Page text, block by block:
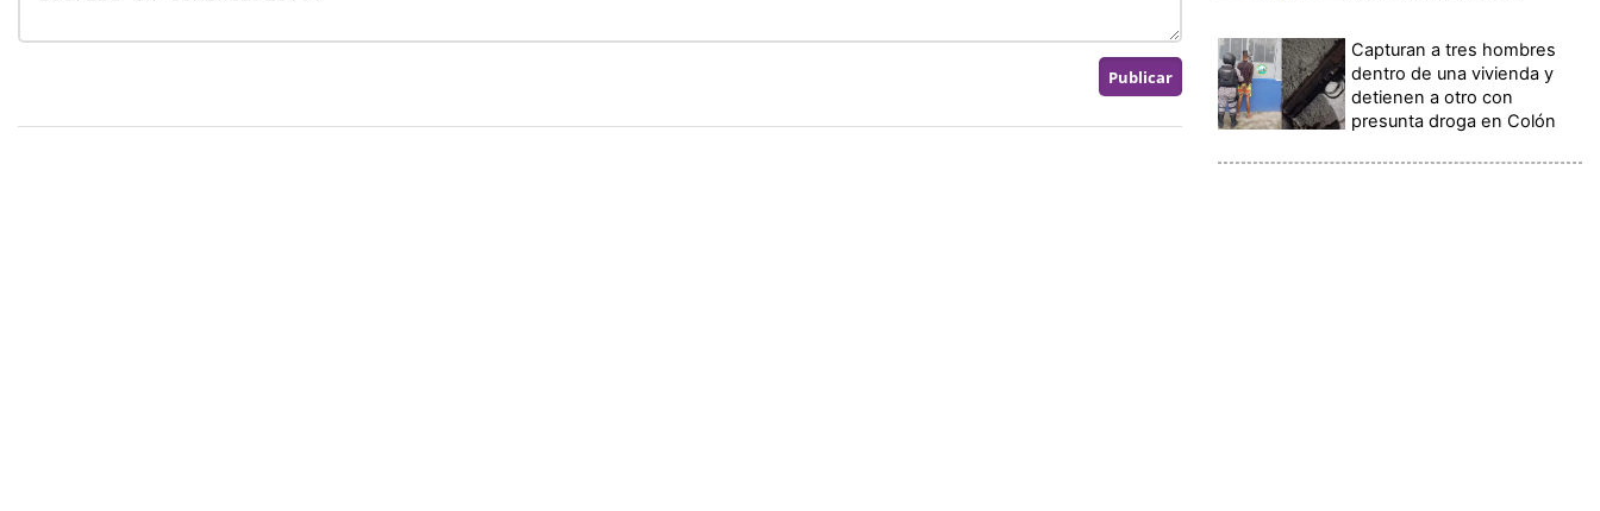
Capturan a tres hombres
dentro de una vivienda y
detienen a otro con
presunta droga en Colón